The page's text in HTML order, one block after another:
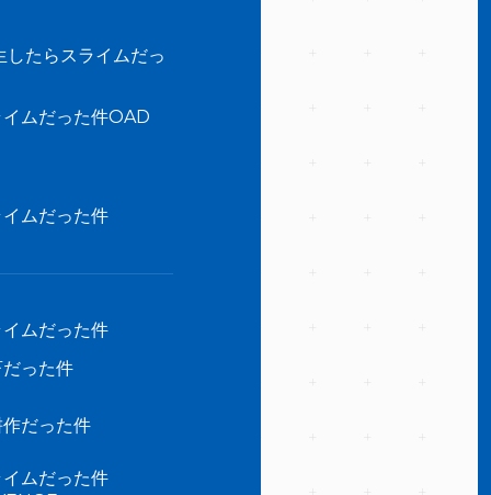
したらスライムだっ
ムだった件OAD
ムだった件
ムだった件
った件
だった件
ムだった件